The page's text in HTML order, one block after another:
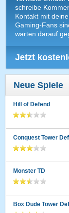
schreibe
Kontakt mit
Gaming-Fans
warten darauf
Jetzt
Neue Spiele
Hill of Defend
Conquest Tower
Monster TD
Box Dude Tower